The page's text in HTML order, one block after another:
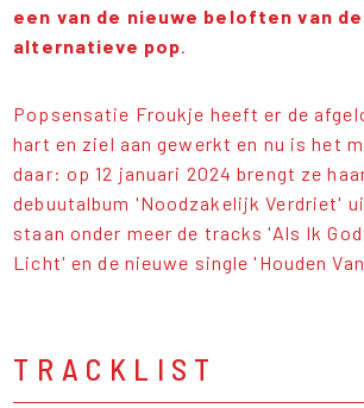
een van de nieuwe beloften van
alternatieve pop.
Popsensatie Froukje heeft er de
hart en ziel aan gewerkt en nu is het
daar: op 12 januari 2024 brengt ze
debuutalbum 'Noodzakelijk Verdriet'
staan onder meer de tracks 'Als Ik
Licht' en de nieuwe single 'Houden
TRACKLIST